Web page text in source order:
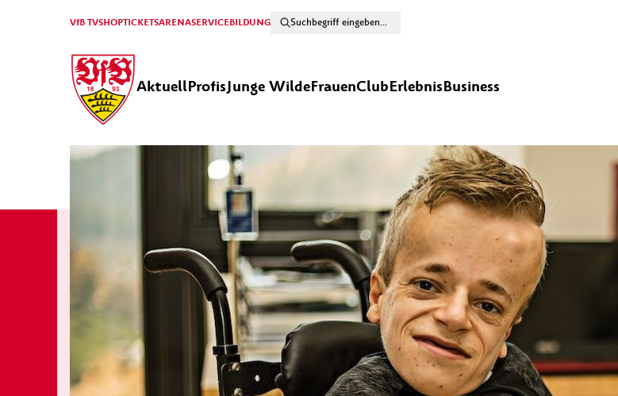
VfB TVSHOPTICKETSARENASERVICEBILDUNG
AktuellProfisJunge WildeFrauenClubErlebnisBusiness